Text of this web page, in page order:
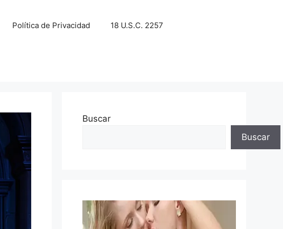
Política de Privacidad 18 U.S.C. 2257
Buscar
Buscar